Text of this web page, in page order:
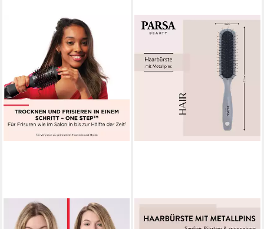
REVLON
Haartrockner RVDR5222E,
Haarbürste Essential